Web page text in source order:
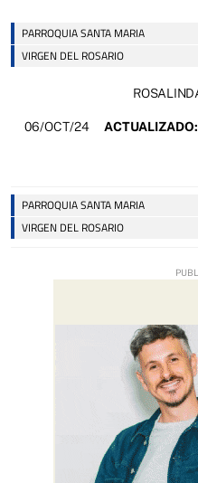
PARROQUIA SANTA MARIA
VIRGEN DEL ROSARIO
06/OCT/24 ACTUALIZADO:
PARROQUIA SANTA MARIA
VIRGEN DEL ROSARIO